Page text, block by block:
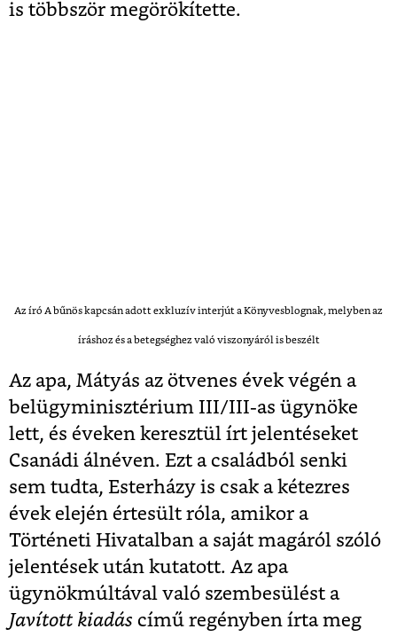
is többször megörökítette.
Az író A bűnös kapcsán adott exkluzív interjút a Könyvesblognak, melyben az
íráshoz és a betegséghez való viszonyáról is beszélt
Az apa, Mátyás az ötvenes évek végén a
belügyminisztérium III/III-as ügynöke
lett, és éveken keresztül írt jelentéseket
Csanádi álnéven. Ezt a családból senki
sem tudta, Esterházy is csak a kétezres
évek elején értesült róla, amikor a
Történeti Hivatalban a saját magáról szóló
jelentések után kutatott. Az apa
ügynökmúltával való szembesülést a
Javított kiadás című regényben írta meg